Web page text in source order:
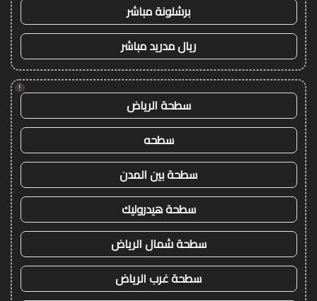
برشلونة مباشر
ريال مدريد مباشر
!
سطحة الرياض
سطحه
سطحة بين المدن
سطحة هيدروليك
سطحة شمال الرياض
سطحة غرب الرياض